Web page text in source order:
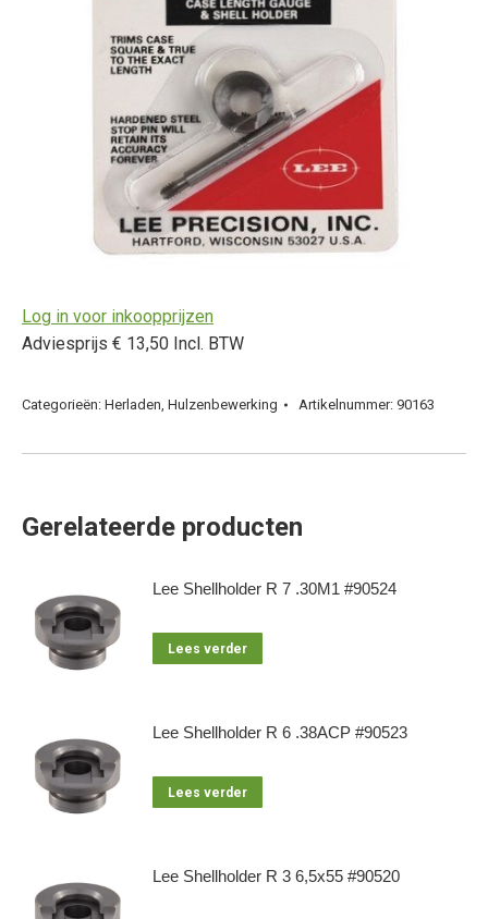
Log in voor inkoopprijzen
Adviesprijs € 13,50 Incl. BTW
Categorieën: Herladen, Hulzenbewerking Artikelnummer: 90163
Gerelateerde producten
Lee Shellholder R 7 .30M1 #90524
Lees verder
Lee Shellholder R 6 .38ACP #90523
Lees verder
Lee Shellholder R 3 6,5x55 #90520